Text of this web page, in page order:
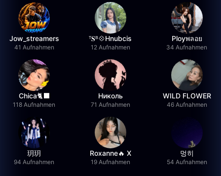
Jow_streamers
41 Aufnahmen
ᵀ𝐒ᴮ💠Hnubcis
12 Aufnahmen
Ployพลอย
34 Aufnahmen
Chica🐈‍⬛
118 Aufnahmen
Николь
71 Aufnahmen
WILD FLOWER
46 Aufnahmen
玥玥
94 Aufnahmen
Roxanne🔥 X
19 Aufnahmen
멍히
54 Aufnahmen